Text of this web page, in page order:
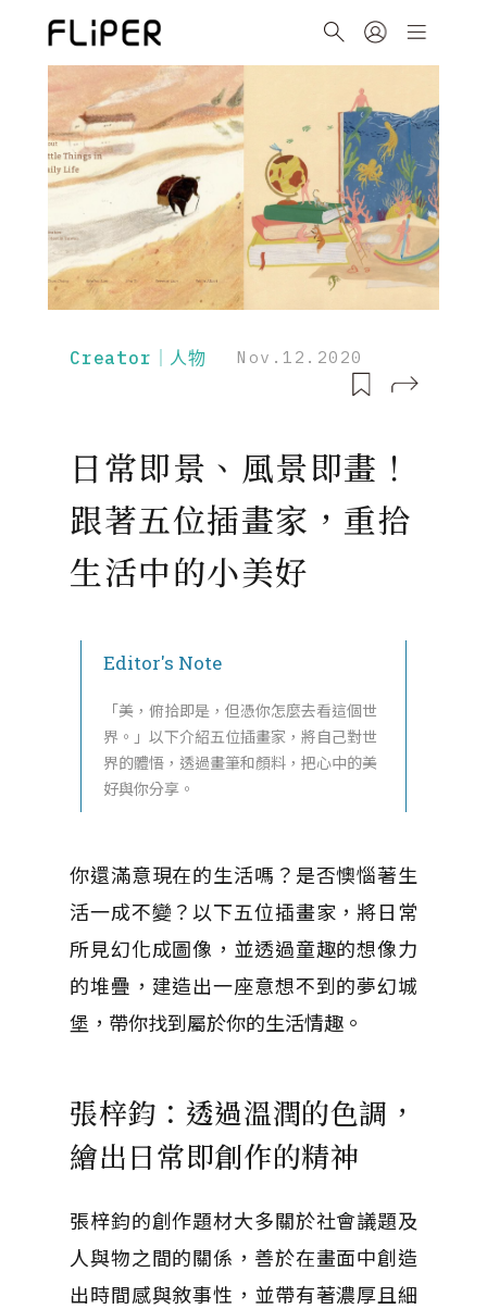
Creator｜人物 Nov.12.2020
日常即景、風景即畫！
跟著五位插畫家，重拾
生活中的小美好
Editor's Note
「美，俯拾即是，但憑你怎麼去看這個世
界。」以下介紹五位插畫家，將自己對世
界的體悟，透過畫筆和顏料，把心中的美
好與你分享。
你還滿意現在的生活嗎？是否懊惱著生
活一成不變？以下五位插畫家，將日常
所見幻化成圖像，並透過童趣的想像力
的堆疊，建造出一座意想不到的夢幻城
堡，帶你找到屬於你的生活情趣。
張梓鈞：透過溫潤的色調，
繪出日常即創作的精神
張梓鈞的創作題材大多關於社會議題及
人與物之間的關係，善於在畫面中創造
出時間感與敘事性，並帶有著濃厚且細